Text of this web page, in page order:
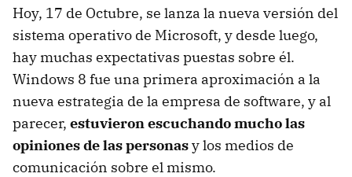
Hoy, 17 de Octubre, se lanza la nueva versión del
sistema operativo de Microsoft, y desde luego,
hay muchas expectativas puestas sobre él.
Windows 8 fue una primera aproximación a la
nueva estrategia de la empresa de software, y al
parecer, estuvieron escuchando mucho las
opiniones de las personasy los medios de
comunicación sobre el mismo.